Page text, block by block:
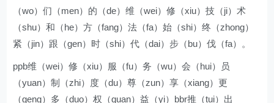
（wo）们（men）的（de）维（wei）修（xiu）技（ji）术
（shu）和（he）方（fang）法（fa）始（shi）终（zhong）
紧（jin）跟（gen）时（shi）代（dai）步（bu）伐（fa）。
ppb维（wei）修（xiu）服（fu）务（wu）会（hui）员
（yuan）制（zhi）度（du）尊（zun）享（xiang）更
（geng）多（duo）权（quan）益（yi）bbr推（tui）出